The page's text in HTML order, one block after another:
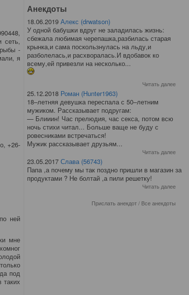
-
я
+26-
ней
мне
под
Анекдоты
18.06.2019 Алекс (drwatson)
У одной бабушки вдруг не заладилась жизнь:
сбежала любимая черепашка,разбилась старая
крынка,и сама поскользнулась на льду,и
разболелась,и расхворалась.И вдобавок ко
всему,ей привезли на несколько...
Читать далее
25.12.2018 Роман (Hunter1963)
18–летняя девушка переспала с 50–летним
мужиком. Рассказывает подругам:
— Блииин! Час прелюдия, час секса, потом всю
ночь стихи читал... Больше ваще не буду с
ровесниками встречаться!
Мужик рассказывает друзьям...
Читать далее
23.05.2017 Слава (56743)
Папа ,а почему мы так поздно пришли в магазин за
продуктами ? Не болтай ,а пили решетку!
Читать далее
Прислать анекдот/ Все анекдоты